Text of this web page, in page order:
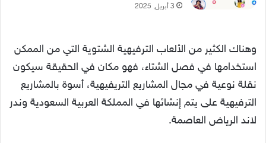
3 أبريل, 2025
وهناك الكثير من الألعاب الترفيهية الشتوية التي من الممكن
استخدامها في فصل الشتاء، فهو مكان في الحقيقة سيكون
نقلة نوعية في مجال المشاريع التريفيهية، أسوة بالمشاريع
الترفيهية على يتم إنشائها في المملكة العربية السعودية وندر
لاند الرياض العاصمة.